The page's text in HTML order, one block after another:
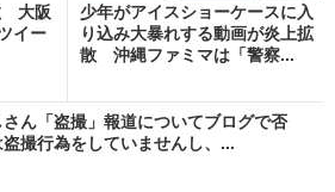
大阪
イー
少年がアイスショーケースに入
り込み大暴れする動画が炎上拡
散 沖縄ファミマは「警察...
さん「盗撮」報道についてブログで否
撮行為をしていませんし、...